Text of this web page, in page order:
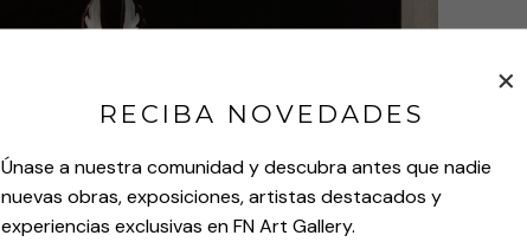
RECIBA NOVEDADES
Únase a nuestra comunidad y descubra antes que nadie
nuevas obras, exposiciones, artistas destacados y
experiencias exclusivas en FN Art Gallery.